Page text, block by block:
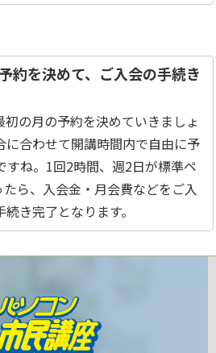
約を決めて、ご入会の手続き
の月の予約を決めていきましょ
に合わせて開講時間内で自由に予
すね。1回2時間、週2日が標準ペ
ら、入会金・月会費などをご入
き完了となります。